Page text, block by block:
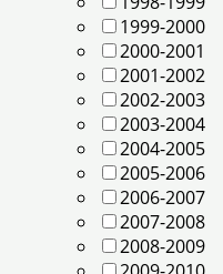
1999-2000
2000-2001
2001-2002
2002-2003
2003-2004
2004-2005
2005-2006
2006-2007
2007-2008
2008-2009